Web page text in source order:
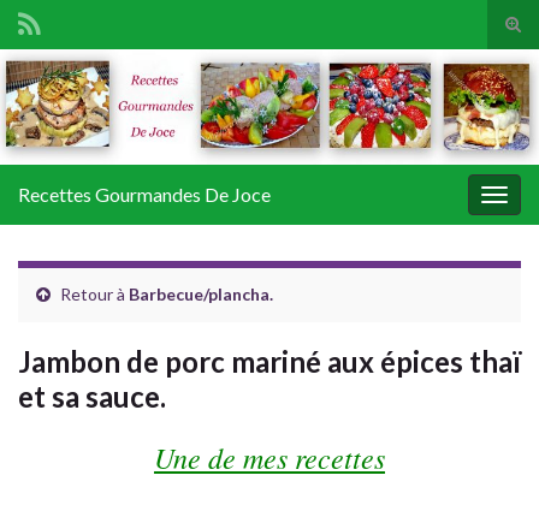
Search for:
Recettes Gourmandes De Joce
Retour à Barbecue/plancha.
Jambon de porc mariné aux épices thaï
et sa sauce.
Une de mes recettes